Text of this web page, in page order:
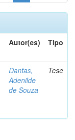
Autor(es) Tipo
Dantas,
Adenilde
de Souza
Tese